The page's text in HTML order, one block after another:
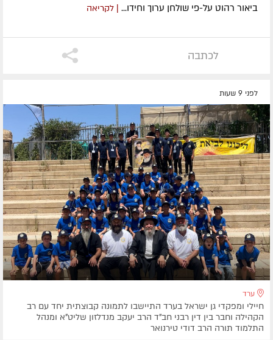
ביאור רהוט על-פי שולחן ערוך וחידו...
| לקריאה
לכתבה
לפני 9 שעות
ערד
חיילי ומפקדי גן ישראל בערד התיישבו לתמונה קבוצתית יחד עם רב
הקהילה וחבר בין דין רבני חב"ד הרב יעקב מנדלזון שליט"א ומנהל
התלמוד תורה הרב דודי טירנואר